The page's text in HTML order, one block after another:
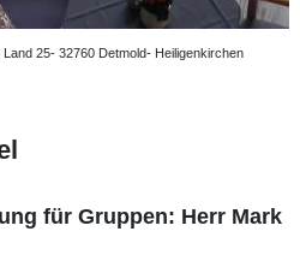
25- 32760 Detmold- Heiligenkirchen
für Gruppen: Herr Mark